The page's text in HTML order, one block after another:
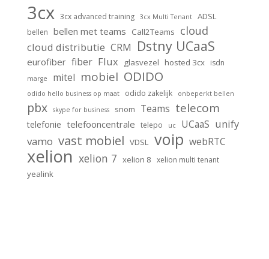
3cx 3cx advanced training 3cx Multi Tenant ADSL
bellen bellen met teams Call2Teams cloud
cloud distributie CRM Dstny UCaaS
eurofiber fiber Flux glasvezel hosted 3cx isdn
marge mitel mobiel ODIDO
odido hello business op maat odido zakelijk onbeperkt bellen
pbx skype for business snom Teams telecom
telefonie telefooncentrale telepo uc UCaaS unify
vamo vast mobiel VDSL voip webRTC
xelion xelion 7 xelion 8 xelion multi tenant
yealink